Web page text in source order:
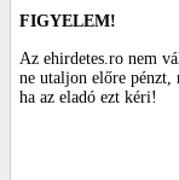
FIGYELEM!
Az ehirdetes.ro nem
ne utaljon előre
ha az eladó ezt kéri!